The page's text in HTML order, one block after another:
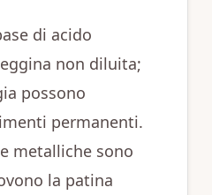
di acido
non diluita;
possono
permanenti.
metalliche sono
la patina